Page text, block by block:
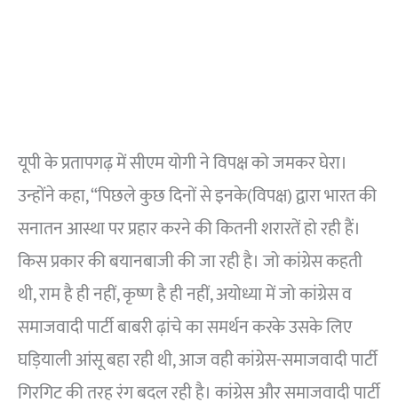
यूपी के प्रतापगढ़ में सीएम योगी ने विपक्ष को जमकर घेरा।
उन्होंने कहा, “पिछले कुछ दिनों से इनके(विपक्ष) द्वारा भारत की
सनातन आस्था पर प्रहार करने की कितनी शरारतें हो रही हैं।
किस प्रकार की बयानबाजी की जा रही है। जो कांग्रेस कहती
थी, राम है ही नहीं, कृष्ण है ही नहीं, अयोध्या में जो कांग्रेस व
समाजवादी पार्टी बाबरी ढ़ांचे का समर्थन करके उसके लिए
घड़ियाली आंसू बहा रही थी, आज वही कांग्रेस-समाजवादी पार्टी
गिरगिट की तरह रंग बदल रही है। कांग्रेस और समाजवादी पार्टी